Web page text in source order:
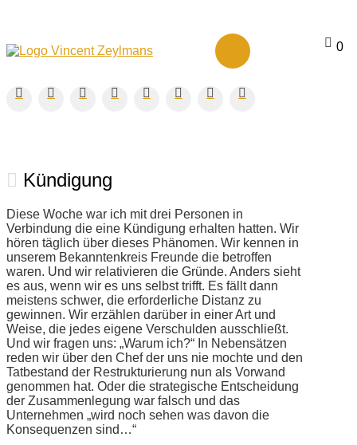
0
Kündigung
Diese Woche war ich mit drei Personen in
Verbindung die eine Kündigung erhalten hatten. Wir
hören täglich über dieses Phänomen. Wir kennen in
unserem Bekanntenkreis Freunde die betroffen
waren. Und wir relativieren die Gründe. Anders sieht
es aus, wenn wir es uns selbst trifft. Es fällt dann
meistens schwer, die erforderliche Distanz zu
gewinnen. Wir erzählen darüber in einer Art und
Weise, die jedes eigene Verschulden ausschließt.
Und wir fragen uns: „Warum ich?“ In Nebensätzen
reden wir über den Chef der uns nie mochte und den
Tatbestand der Restrukturierung nun als Vorwand
genommen hat. Oder die strategische Entscheidung
der Zusammenlegung war falsch und das
Unternehmen „wird noch sehen was davon die
Konsequenzen sind…“